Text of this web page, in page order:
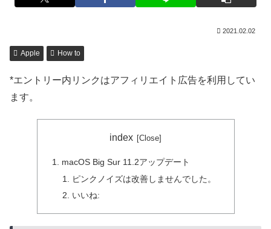
2021.02.02
Apple How to
*エントリー内リンクはアフィリエイト広告を利用してい
ます。
index
macOS Big Sur 11.2アップデート
ピンクノイズは改善しませんでした。
いいね: